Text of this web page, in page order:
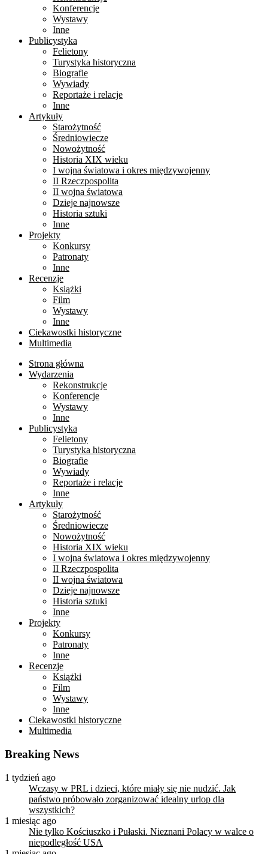
Konferencje
Wystawy
Inne
Publicystyka
Felietony
Turystyka historyczna
Biografie
Wywiady
Reportaże i relacje
Inne
Artykuły
Starożytność
Średniowiecze
Nowożytność
Historia XIX wieku
I wojna światowa i okres międzywojenny
II Rzeczpospolita
II wojna światowa
Dzieje najnowsze
Historia sztuki
Inne
Projekty
Konkursy
Patronaty
Inne
Recenzje
Książki
Film
Wystawy
Inne
Ciekawostki historyczne
Multimedia
Strona główna
Wydarzenia
Rekonstrukcje
Konferencje
Wystawy
Inne
Publicystyka
Felietony
Turystyka historyczna
Biografie
Wywiady
Reportaże i relacje
Inne
Artykuły
Starożytność
Średniowiecze
Nowożytność
Historia XIX wieku
I wojna światowa i okres międzywojenny
II Rzeczpospolita
II wojna światowa
Dzieje najnowsze
Historia sztuki
Inne
Projekty
Konkursy
Patronaty
Inne
Recenzje
Książki
Film
Wystawy
Inne
Ciekawostki historyczne
Multimedia
Breaking News
1 tydzień ago
Wczasy w PRL i dzieci, które miały się nie nudzić. Jak
państwo próbowało zorganizować idealny urlop dla
wszystkich?
1 miesiąc ago
Nie tylko Kościuszko i Pułaski. Nieznani Polacy w walce o
niepodległość USA